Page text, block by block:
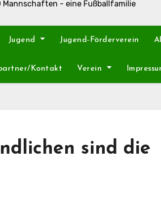
Mannschaften - eine Fußballfamilie
Jugend Jugend-Förderverein
Kontakt Verein
sind die